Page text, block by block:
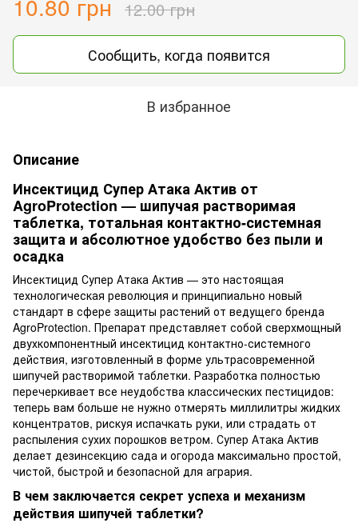
12.00 грн
Сообщить, когда появится
В избранное
Описание
Инсектицид Супер Атака Актив от
AgroProtection — шипучая растворимая
таблетка, тотальная контактно-системная
защита и абсолютное удобство без пыли и
осадка
Инсектицид Супер Атака Актив — это настоящая
технологическая революция и принципиально новый
стандарт в сфере защиты растений от ведущего бренда
AgroProtection. Препарат представляет собой сверхмощный
двухкомпонентный инсектицид контактно-системного
действия, изготовленный в форме ультрасовременной
шипучей растворимой таблетки. Разработка полностью
перечеркивает все неудобства классических пестицидов:
теперь вам больше не нужно отмерять миллилитры жидких
концентратов, рискуя испачкать руки, или страдать от
распыления сухих порошков ветром. Супер Атака Актив
делает дезинсекцию сада и огорода максимально простой,
чистой, быстрой и безопасной для агрария.
В чем заключается секрет успеха и механизм
действия шипучей таблетки?